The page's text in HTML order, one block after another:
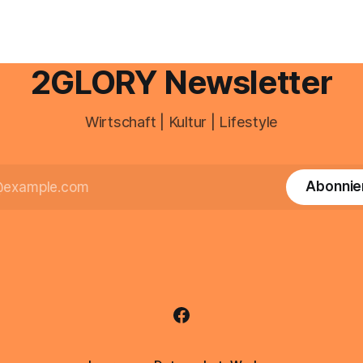
Unreinheiten. Professionelle
2GLORY Newsletter
Wirtschaft | Kultur | Lifestyle